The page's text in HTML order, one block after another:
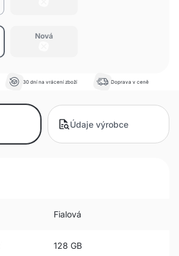
Nová
30 dní na vrácení zboží Doprava v ceně
Údaje výrobce
Fialová
128 GB